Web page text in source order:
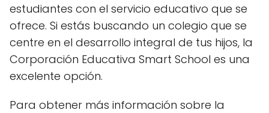
estudiantes con el servicio educativo que se
ofrece. Si estás buscando un colegio que se
centre en el desarrollo integral de tus hijos, la
Corporación Educativa Smart School es una
excelente opción.
Para obtener más información sobre la